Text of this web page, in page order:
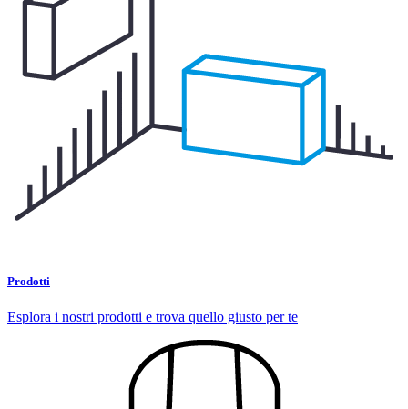
Prodotti
Esplora i nostri prodotti e trova quello giusto per te